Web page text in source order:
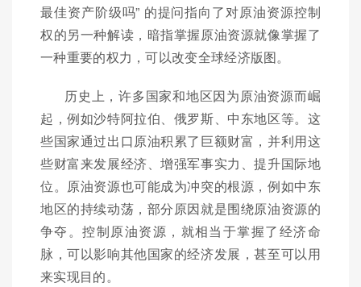
最佳资产阶级吗” 的提问指向了对原油资源控制
权的另一种解读，暗指掌握原油资源就像掌握了
一种重要的权力，可以改变全球经济版图。
历史上，许多国家和地区因为原油资源而崛
起，例如沙特阿拉伯、俄罗斯、中东地区等。这
些国家通过出口原油积累了巨额财富，并利用这
些财富来发展经济、增强军事实力、提升国际地
位。原油资源也可能成为冲突的根源，例如中东
地区的持续动荡，部分原因就是围绕原油资源的
争夺。控制原油资源，就相当于掌握了经济命
脉，可以影响其他国家的经济发展，甚至可以用
来实现目的。